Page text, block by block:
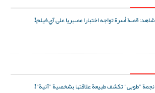
شاهد: قصة أسرة تواجه اختبارا مصيريا على آي فيلم!
نجمة "طوبى" تكشف طبيعة علاقتها بشخصية "آنية"!